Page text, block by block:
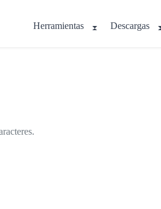
Herramientas Descargas